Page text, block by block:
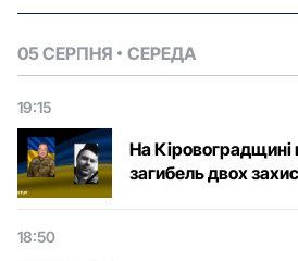
05 СЕРПНЯ СЕРЕДА
19:15
На Кіровоградщині
загибель двох
18:50